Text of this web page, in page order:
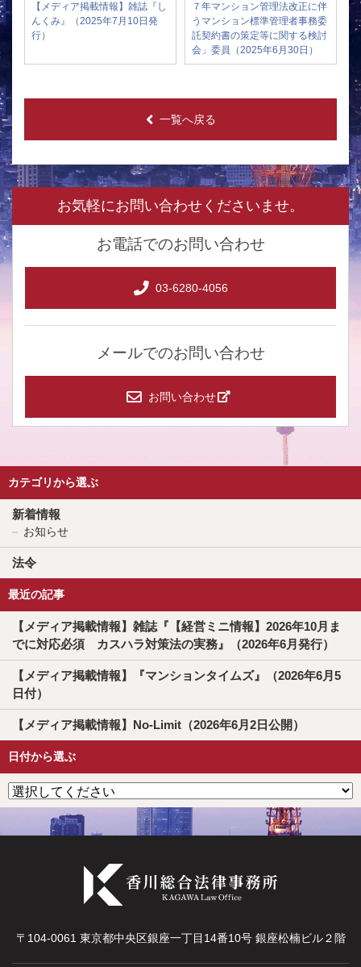
【メディア掲載情報】雑誌『し
んくみ』（2025年7月10日発
行）
７年マンション管理法改正に伴
うマンション標準管理者事務委
託契約書の策定等に関する検討
会」委員（2025年6月30日）
一覧へ戻る
お気軽にお問い合わせくださいませ。
お電話でのお問い合わせ
03-6280-4056
メールでのお問い合わせ
お問い合わせ
カテゴリから選ぶ
新着情報
お知らせ
法令
最近の記事
【メディア掲載情報】雑誌『【経営ミニ情報】2026年10月ま
でに対応必須 カスハラ対策法の実務』（2026年6月発行）
【メディア掲載情報】『マンションタイムズ』（2026年6月5
日付）
【メディア掲載情報】No-Limit（2026年6月2日公開）
日付から選ぶ
〒104-0061 東京都中央区銀座一丁目14番10号 銀座松楠ビル２階